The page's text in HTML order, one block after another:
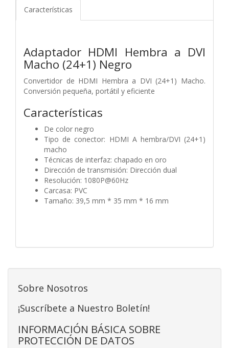
Características
Adaptador HDMI Hembra a DVI
Macho (24+1) Negro
Convertidor de HDMI Hembra a DVI (24+1) Macho.
Conversión pequeña, portátil y eficiente
Características
De color negro
Tipo de conector: HDMI A hembra/DVI (24+1)
macho
Técnicas de interfaz: chapado en oro
Dirección de transmisión: Dirección dual
Resolución: 1080P@60Hz
Carcasa: PVC
Tamaño: 39,5 mm * 35 mm * 16 mm
Sobre Nosotros
¡Suscríbete a Nuestro Boletín!
INFORMACIÓN BÁSICA SOBRE
PROTECCIÓN DE DATOS